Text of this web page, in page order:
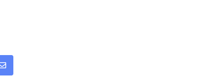
Share